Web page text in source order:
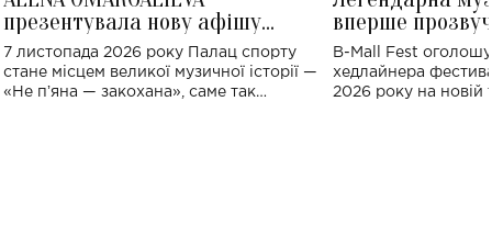
презентувала нову афішу
великого концерту в Палаці
спорту
7 листопада 2026 року Палац спорту
стане місцем великої музичної історії —
«Не пʼяна — закохана», саме так
вперше
Україні: де
B-Mall Fest
хедлайнера
2026 року на новій